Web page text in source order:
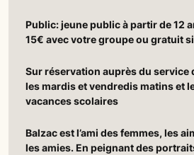
Public: jeune public à partir de 12
15€ avec votre groupe ou gratuit
Sur réservation auprès du service
les mardis et vendredis matins et
vacances scolaires
Balzac est l’ami des femmes, les
les amies. En peignant des